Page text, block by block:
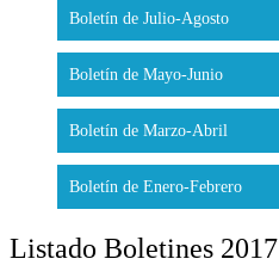
Boletín de Julio-Agosto
Boletín de Mayo-Junio
Boletín de Marzo-Abril
Boletín de Enero-Febrero
Listado Boletines 2017